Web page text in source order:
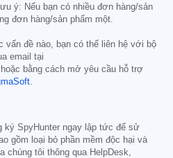
ý: Nếu bạn có nhiều đơn hàng/sản
đơn hàng/sản phẩm một.
vấn đề nào, bạn có thể liên hệ với bộ
email tại
hoặc bằng cách mở yêu cầu hỗ trợ
.
ký SpyHunter ngay lập tức để sử
gồm loại bỏ phần mềm độc hại và
chúng tôi thông qua HelpDesk,